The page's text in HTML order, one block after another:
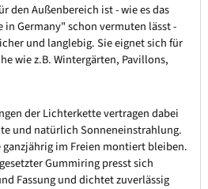
den Außenbereich ist - wie es das
Germany" schon vermuten lässt -
und langlebig. Sie eignet sich für
wie z.B. Wintergärten, Pavillons,
der Lichterkette vertragen dabei
und natürlich Sonneneinstrahlung.
im Freien montiert bleiben.
Gummiring presst sich
Fassung und dichtet zuverlässig